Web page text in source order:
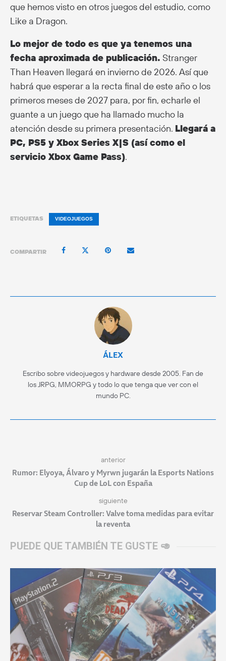
que hemos visto en otros juegos del estudio, como
Like a Dragon.
Lo mejor de todo es que ya tenemos una
fecha aproximada de publicación. Stranger
Than Heaven llegará en invierno de 2026. Así que
habrá que esperar a la recta final de este año o los
primeros meses de 2027 para, por fin, echarle el
guante a un juego que ha llamado mucho la
atención desde su primera presentación. Llegará a
PC, PS5 y Xbox Series X|S (así como el
servicio Xbox Game Pass).
ETIQUETAS VIDEOJUEGOS
COMPARTIR
ÁLEX
Escribo sobre videojuegos y hardware desde 2005. Fan de
los JRPG, MMORPG y todo lo que tenga que ver con el
mundo PC.
anterior
Rumor: Elyoya, Álvaro y Myrwn jugarán la Esports Nations
Cup de LoL con España
siguiente
Reservar Steam Controller: Valve toma medidas para evitar
la reventa
PUEDE QUE TAMBIÉN TE GUSTE 🥑